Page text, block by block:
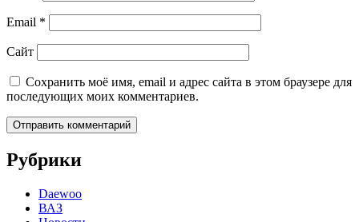
Email *
Сайт
Сохранить моё имя, email и адрес сайта в этом браузере для
последующих моих комментариев.
Рубрики
Daewoo
ВАЗ